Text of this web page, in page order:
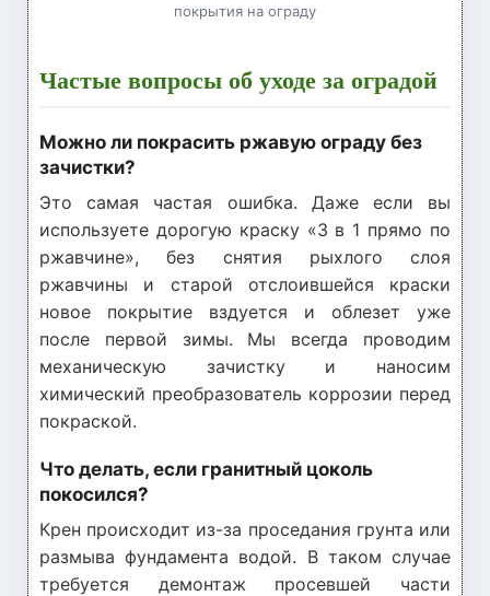
покрытия на ограду
Частые вопросы об уходе за оградой
Можно ли покрасить ржавую ограду без
зачистки?
Это самая частая ошибка. Даже если вы
используете дорогую краску «3 в 1 прямо по
ржавчине», без снятия рыхлого слоя
ржавчины и старой отслоившейся краски
новое покрытие вздуется и облезет уже
после первой зимы. Мы всегда проводим
механическую зачистку и наносим
химический преобразователь коррозии перед
покраской.
Что делать, если гранитный цоколь
покосился?
Крен происходит из-за проседания грунта или
размыва фундамента водой. В таком случае
требуется демонтаж просевшей части